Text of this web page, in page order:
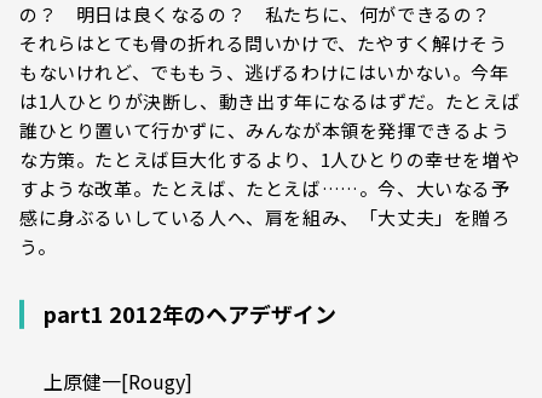
の？ 明日は良くなるの？ 私たちに、何ができるの？
それらはとても骨の折れる問いかけで、たやすく解けそう
もないけれど、でももう、逃げるわけにはいかない。今年
は1人ひとりが決断し、動き出す年になるはずだ。たとえば
誰ひとり置いて行かずに、みんなが本領を発揮できるよう
な方策。たとえば巨大化するより、1人ひとりの幸せを増や
すような改革。たとえば、たとえば……。今、大いなる予
感に身ぶるいしている人へ、肩を組み、「大丈夫」を贈ろ
う。
part1 2012年のヘアデザイン
上原健一[Rougy]